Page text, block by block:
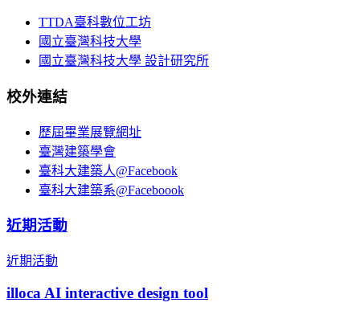
TTDA臺科數位工坊
國立臺灣科技大學
國立臺灣科技大學 設計研究所
校外連結
歷屆畢業展覽網址
臺灣建築學會
臺科大建築人@Facebook
臺科大建築系@Faceboook
近期活動
近期活動
illoca AI interactive design tool